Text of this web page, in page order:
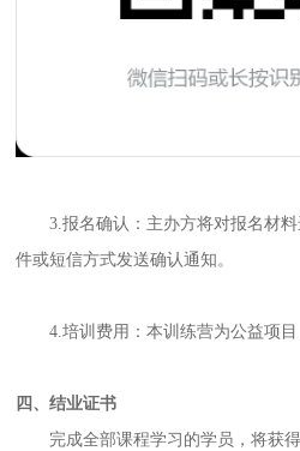
3.报名确认：主办方将对报名材
件或短信方式发送确认通知。
4.培训费用：本训练营为公益项
四、结业证书
完成全部课程学习的学员，将获